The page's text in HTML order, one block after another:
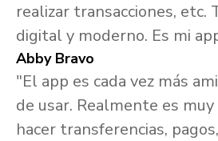
realizar transacciones, etc.
digital y moderno. Es mi
Abby Bravo
"El app es cada vez más
de usar. Realmente es
hacer transferencias,